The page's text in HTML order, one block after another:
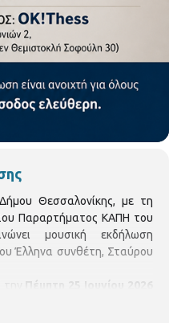
Θεσσαλονίκης, με τη
Παραρτήματος ΚΑΠΗ του
μουσική εκδήλωση
Έλληνα συνθέτη, Σταύρου
Πέμπτη 25 Ιουνίου 2026